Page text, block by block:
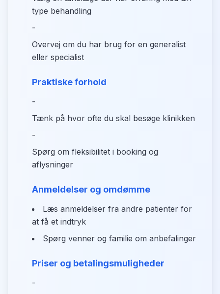
type behandling
-
Overvej om du har brug for en generalist
eller specialist
Praktiske forhold
-
Tænk på hvor ofte du skal besøge klinikken
-
Spørg om fleksibilitet i booking og
aflysninger
Anmeldelser og omdømme
Læs anmeldelser fra andre patienter for
at få et indtryk
Spørg venner og familie om anbefalinger
Priser og betalingsmuligheder
-